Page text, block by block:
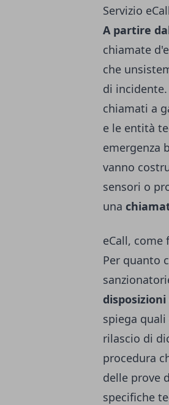
Servizio
A partire
chiamate
che
di
chiamati a
e le entità
emergenza
vanno
sensori o
una
eCall, come
Per quanto
disposizioni
spiega
rilascio di
procedura
delle prove
specifiche